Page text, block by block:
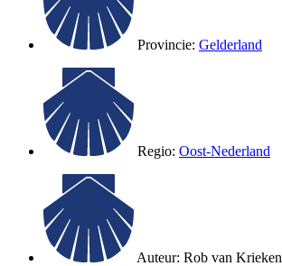
Provincie: Gelderland
Regio: Oost-Nederland
Auteur: Rob van Krieken